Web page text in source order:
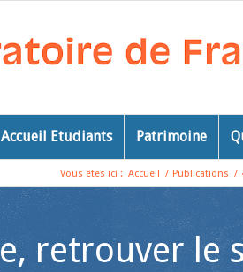
Accueil Etudiants Patrimoine
Vous êtes ici : Accueil / Publications /
retrouver le